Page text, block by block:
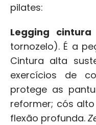
pilates:
Legging
tornozelo). É a
Cintura alta
exercícios de
protege as
reformer; cós
flexão profunda.